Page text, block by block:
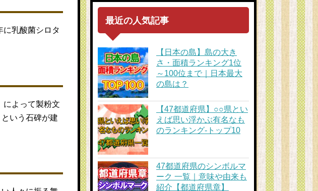
に乳酸菌シロタ
によって製粉文
いう石碑が建
最近の人気記事
【日本の島】島の大き
さ・面積ランキング1位
～100位まで｜日本最大
の島は？
【47都道府県】○○県とい
えば思い浮かぶ有名なも
のランキング-トップ10
47都道府県のシンボルマ
ーク 一覧｜意味や由来も
紹介【都道府県章】